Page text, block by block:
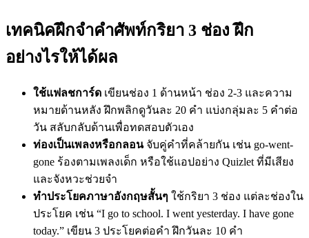
เทคนิคฝึกจำคำศัพท์กริยา 3 ช่อง ฝึก
อย่างไรให้ได้ผล
ใช้แฟลชการ์ด เขียนช่อง 1 ด้านหน้า ช่อง 2-3 และความ
หมายด้านหลัง ฝึกพลิกดูวันละ 20 คำ แบ่งกลุ่มละ 5 คำต่อ
วัน สลับกลับด้านเพื่อทดสอบตัวเอง
ท่องเป็นเพลงหรือกลอนจับคู่คำที่คล้ายกัน เช่น go-went-
gone ร้องตามเพลงเด็ก หรือใช้แอปอย่าง Quizlet ที่มีเสียง
และจังหวะช่วยจำ
ทำประโยคภาษาอังกฤษสั้นๆ ใช้กริยา 3 ช่อง แต่ละช่องใน
ประโยค เช่น “I go to school. I went yesterday. I have gone
today.” เขียน 3 ประโยคต่อคำ ฝึกวันละ 10 คำ